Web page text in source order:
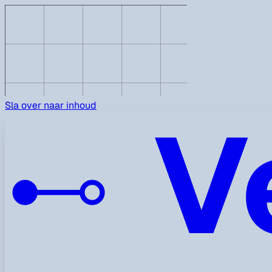
Sla over naar inhoud